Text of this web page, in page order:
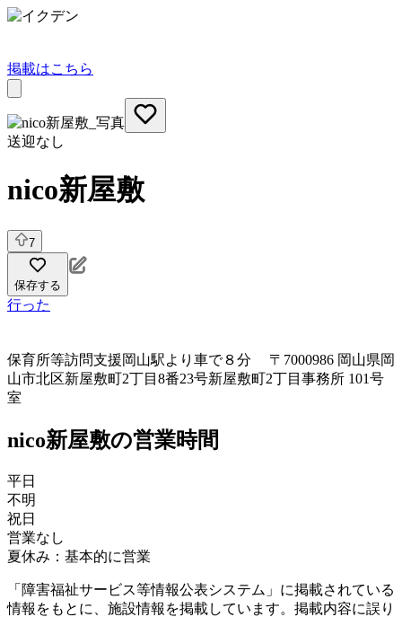
掲載はこちら
送迎なし
nico新屋敷
7
保存する
行った
保育所等訪問支援岡山駅より車で８分 〒7000986 岡山県岡
山市北区新屋敷町2丁目8番23号新屋敷町2丁目事務所 101号
室
nico新屋敷の営業時間
平日
不明
祝日
営業なし
夏休み：基本的に営業
「障害福祉サービス等情報公表システム」に掲載されている
情報をもとに、施設情報を掲載しています。掲載内容に誤り